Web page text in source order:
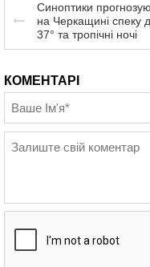
Синоптики
на Черкащині спеку
37° та тропічні ночі
КОМЕНТАРІ